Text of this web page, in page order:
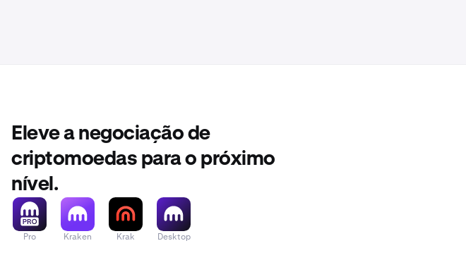
Eleve a negociação de
criptomoedas para o próximo
nível.
Pro Kraken Krak Desktop